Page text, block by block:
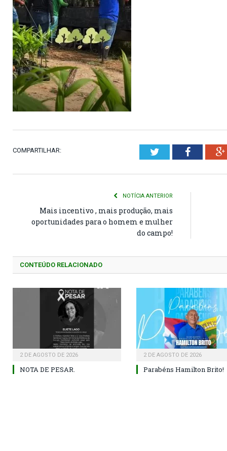
COMPARTILHAR: Twitter
NOTÍCIA ANTERIOR
Mais incentivo , mais produção, mais
oportunidades para o homem e mulher
do campo!
CONTEÚDO RELACIONADO
2 DE AGOSTO DE 2026
NOTA DE PESAR.
2 DE AGOSTO DE 2026
Parabéns Hamilton Brito!